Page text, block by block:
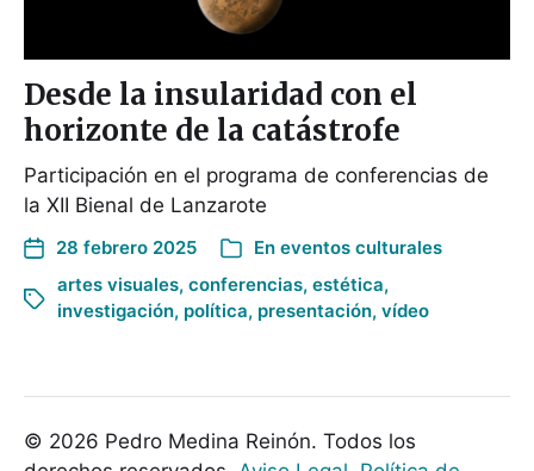
Desde la insularidad con el
horizonte de la catástrofe
Participación en el programa de conferencias de
la XII Bienal de Lanzarote
28 febrero 2025 En eventos culturales
artes visuales, conferencias, estética,
investigación, política, presentación, vídeo
© 2026 Pedro Medina Reinón. Todos los